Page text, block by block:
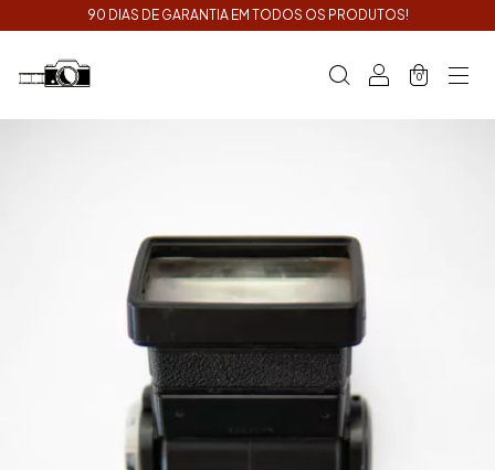
90 DIAS DE GARANTIA EM TODOS OS PRODUTOS!
0